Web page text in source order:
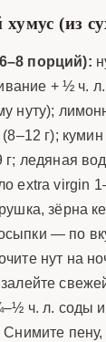
(из
порций):
+ ½ ч.
нуту);
(8–12 г);
ледяная
extra virgin
зёрна
— по
нут на
ч. л. соды
Снимите пену,